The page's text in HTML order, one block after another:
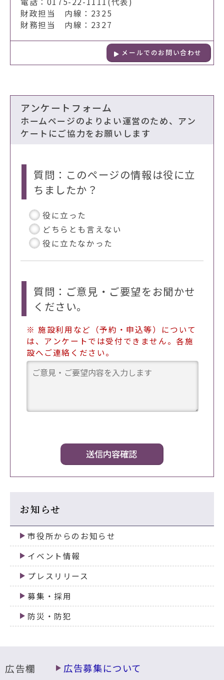
財政担当 内線：2325
財務担当 内線：2327
メールでのお問い合わせ
アンケートフォーム
ホームページのよりよい運営のため、アン
ケートにご協力をお願いします
質問：このページの情報は役に立
ちましたか？
役に立った
どちらとも言えない
役に立たなかった
質問：ご意見・ご要望をお聞かせ
ください。
※ 施設利用など（予約・申込等）について
は、アンケートでは受付できません。各施
設へご連絡ください。
お知らせ
市役所からのお知らせ
イベント情報
プレスリリース
募集・採用
防災・防犯
広告欄 広告募集について